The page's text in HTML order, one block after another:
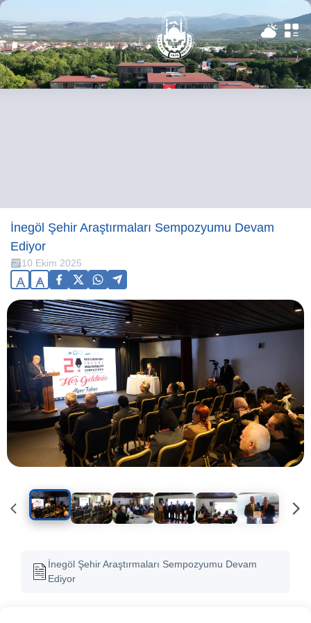
İnegöl Şehir Araştırmaları Sempozyumu Devam
Ediyor
10 Ekim 2025
A A
İnegöl Şehir Araştırmaları Sempozyumu Devam
Ediyor